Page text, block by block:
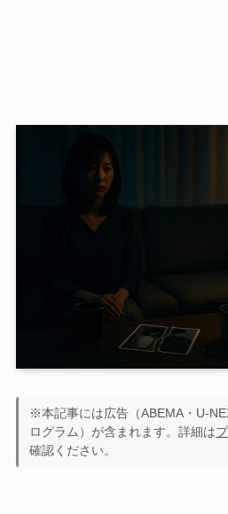
※本記事には広告（ABEMA・U-
ログラム）が含まれます。詳細は
確認ください。